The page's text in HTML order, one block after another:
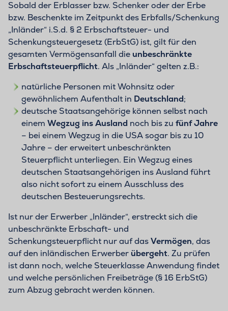
Sobald der Erblasser bzw. Schenker oder der Erbe
bzw. Beschenkte im Zeitpunkt des Erbfalls/Schenkung
„Inländer“ i.S.d. § 2 Erbschaftsteuer- und
Schenkungsteuergesetz (ErbStG) ist, gilt für den
gesamten Vermögensanfall die unbeschränkte
Erbschaftsteuerpflicht. Als „Inländer“ gelten z.B.:
natürliche Personen mit Wohnsitz oder
gewöhnlichem Aufenthalt in Deutschland;
deutsche Staatsangehörige können selbst nach
einem Wegzug ins Ausland noch bis zu fünf Jahre
– bei einem Wegzug in die USA sogar bis zu 10
Jahre – der erweitert unbeschränkten
Steuerpflicht unterliegen. Ein Wegzug eines
deutschen Staatsangehörigen ins Ausland führt
also nicht sofort zu einem Ausschluss des
deutschen Besteuerungsrechts.
Ist nur der Erwerber „Inländer“, erstreckt sich die
unbeschränkte Erbschaft- und
Schenkungsteuerpflicht nur auf dasVermögen, das
auf den inländischen Erwerber übergeht. Zu prüfen
ist dann noch, welche Steuerklasse Anwendung findet
und welche persönlichen Freibeträge (§ 16 ErbStG)
zum Abzug gebracht werden können.